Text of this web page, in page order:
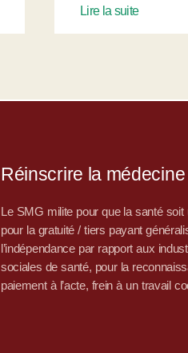
Lire la suite
Réinscrire la
Le SMG milite pour que la santé soit
pour la gratuité / tiers payant
l’indépendance par rapport aux
sociales de santé, pour la
paiement à l’acte, frein à un travail